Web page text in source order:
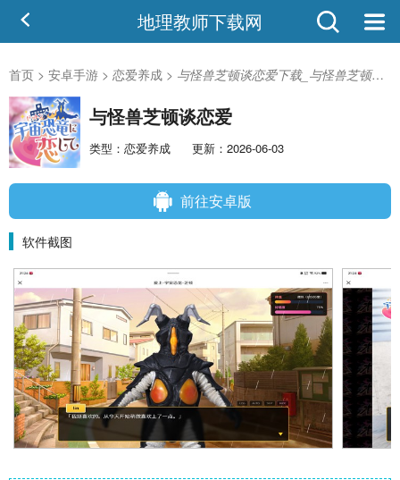
地理教师下载网
首页 > 安卓手游 > 恋爱养成 > 与怪兽芝顿谈恋爱下载_与怪兽芝顿谈恋爱安卓版
与怪兽芝顿谈恋爱
类型：恋爱养成 更新：2026-06-03
前往安卓版
软件截图